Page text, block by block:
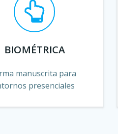
BIOMÉTRICA
manuscrita para
presenciales